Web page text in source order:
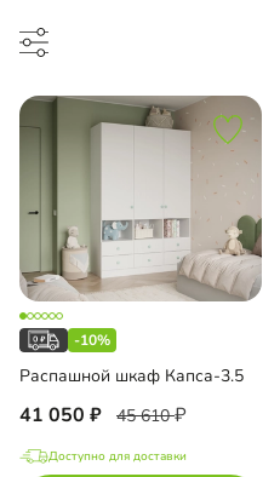
шкаф
-10%
Распашной шкаф Капса-3.5
41 050 45 610
Доступно для доставки